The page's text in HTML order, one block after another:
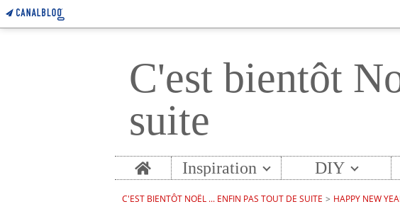
C'est bientôt
suite
Home Inspiration DIY
C'EST BIENTÔT NOËL ... ENFIN PAS TOUT DE SUITE > HAPPY NEW